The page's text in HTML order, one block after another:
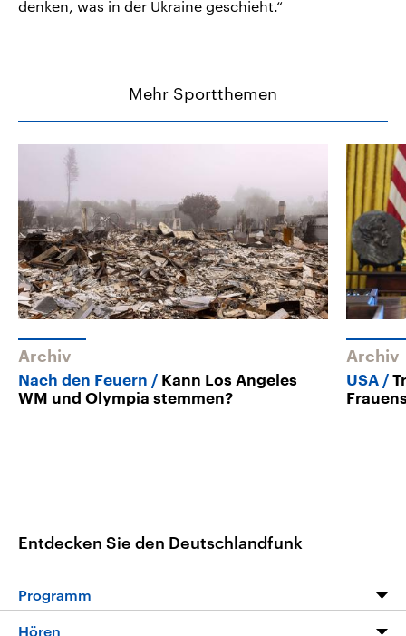
denken, was in der Ukraine geschieht.“
Mehr Sportthemen
Archiv
Nach den Feuern
Kann Los Angeles
WM und Olympia stemmen?
Archiv
USA
Entdecken Sie den Deutschlandfunk
Programm
Programm
Hören